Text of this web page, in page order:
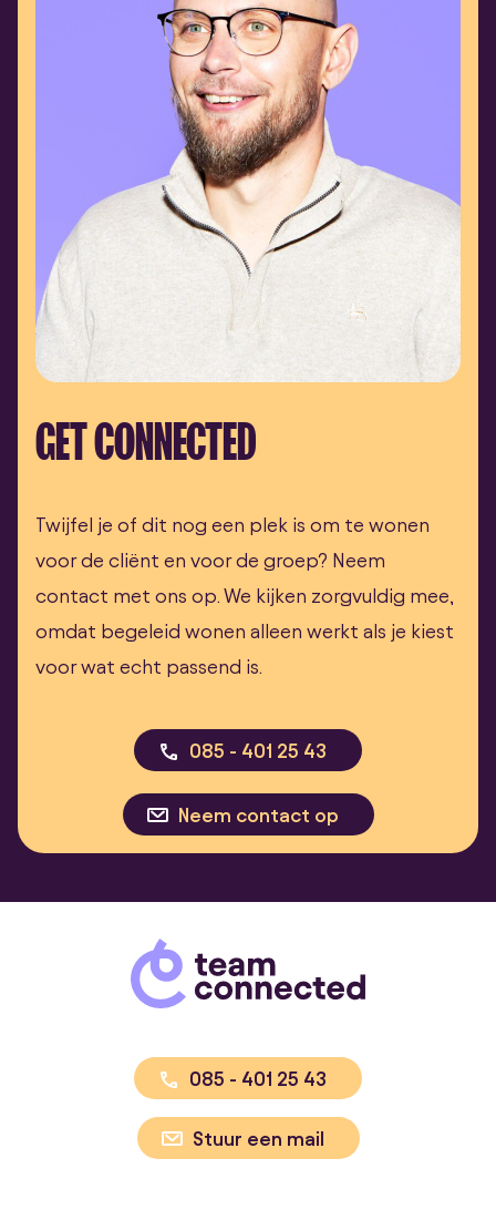
GET CONNECTED
Twijfel je of dit nog een plek is om te wonen
voor de cliënt en voor de groep? Neem
contact met ons op. We kijken zorgvuldig mee,
omdat begeleid wonen alleen werkt als je kiest
voor wat echt passend is.
085 - 401 25 43
Neem contact op
085 - 401 25 43
Stuur een mail